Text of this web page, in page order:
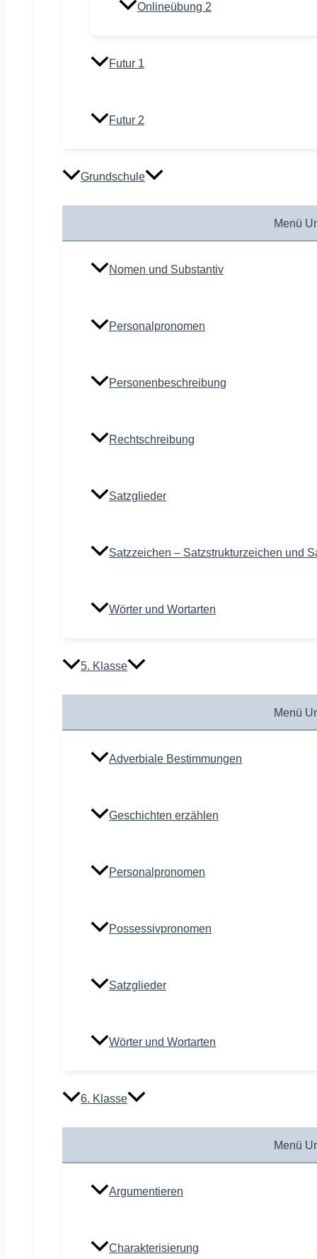
Onlineübung 2
Futur 1
Futur 2
Grundschule
Menü
Nomen und Substantiv
Personalpronomen
Personenbeschreibung
Rechtschreibung
Satzglieder
Satzzeichen – Satzstrukturzeichen und
Wörter und Wortarten
5. Klasse
Menü
Adverbiale Bestimmungen
Geschichten erzählen
Personalpronomen
Possessivpronomen
Satzglieder
Wörter und Wortarten
6. Klasse
Menü
Argumentieren
Charakterisierung